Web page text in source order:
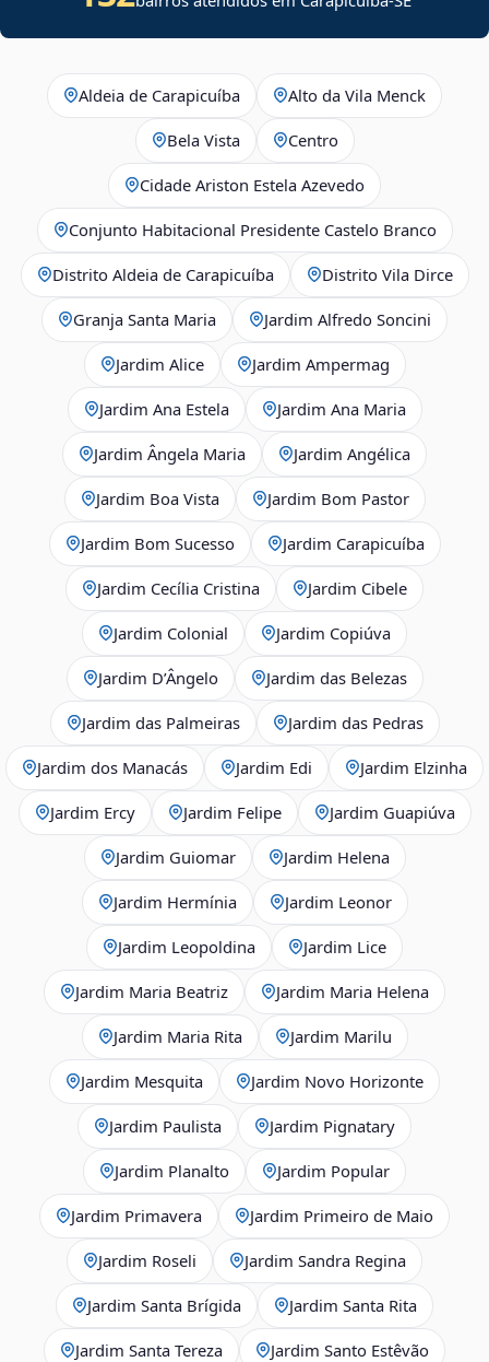
Aldeia de Carapicuíba Alto da Vila Menck
Bela Vista Centro
Cidade Ariston Estela Azevedo
Conjunto Habitacional Presidente Castelo Branco
Distrito Aldeia de Carapicuíba Distrito Vila Dirce
Granja Santa Maria Jardim Alfredo Soncini
Jardim Alice Jardim Ampermag
Jardim Ana Estela Jardim Ana Maria
Jardim Ângela Maria Jardim Angélica
Jardim Boa Vista Jardim Bom Pastor
Jardim Bom Sucesso Jardim Carapicuíba
Jardim Cecília Cristina Jardim Cibele
Jardim Colonial Jardim Copiúva
Jardim D’Ângelo Jardim das Belezas
Jardim das Palmeiras Jardim das Pedras
Jardim dos Manacás Jardim Edi Jardim Elzinha
Jardim Ercy Jardim Felipe Jardim Guapiúva
Jardim Guiomar Jardim Helena
Jardim Hermínia Jardim Leonor
Jardim Leopoldina Jardim Lice
Jardim Maria Beatriz Jardim Maria Helena
Jardim Maria Rita Jardim Marilu
Jardim Mesquita Jardim Novo Horizonte
Jardim Paulista Jardim Pignatary
Jardim Planalto Jardim Popular
Jardim Primavera Jardim Primeiro de Maio
Jardim Roseli Jardim Sandra Regina
Jardim Santa Brígida Jardim Santa Rita
Jardim Santa Tereza Jardim Santo Estêvão